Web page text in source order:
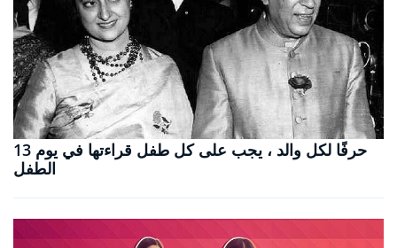
13 حرفًا لكل والد ، يجب على كل طفل قراءتها في يوم
الطفل